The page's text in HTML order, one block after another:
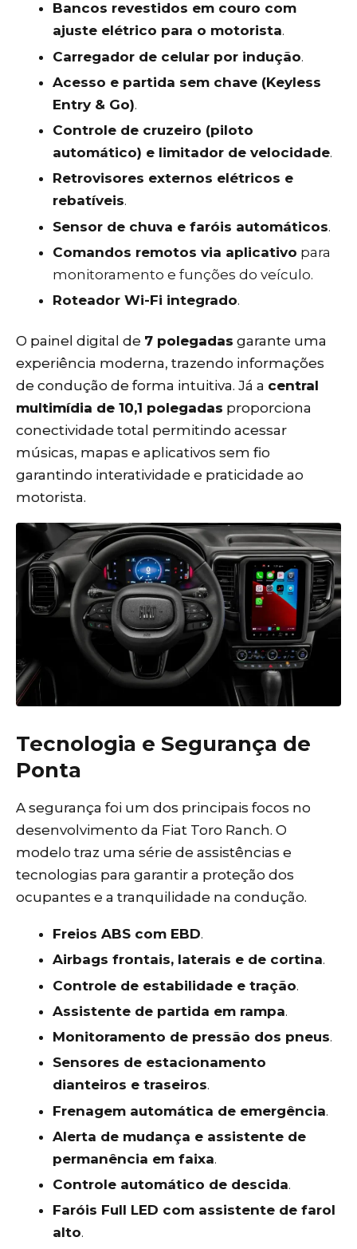
Bancos revestidos em couro com
ajuste elétrico para o motorista.
Carregador de celular por indução.
Acesso e partida sem chave (Keyless
Entry & Go).
Controle de cruzeiro (piloto
automático) e limitador de velocidade.
Retrovisores externos elétricos e
rebatíveis.
Sensor de chuva e faróis automáticos.
Comandos remotos via aplicativo para
monitoramento e funções do veículo.
Roteador Wi-Fi integrado.
O painel digital de 7 polegadas garante uma
experiência moderna, trazendo informações
de condução de forma intuitiva. Já a central
multimídia de 10,1 polegadas proporciona
conectividade total permitindo acessar
músicas, mapas e aplicativos sem fio
garantindo interatividade e praticidade ao
motorista.
Tecnologia e Segurança de
Ponta
A segurança foi um dos principais focos no
desenvolvimento da Fiat Toro Ranch. O
modelo traz uma série de assistências e
tecnologias para garantir a proteção dos
ocupantes e a tranquilidade na condução.
Freios ABS com EBD.
Airbags frontais, laterais e de cortina.
Controle de estabilidade e tração.
Assistente de partida em rampa.
Monitoramento de pressão dos pneus.
Sensores de estacionamento
dianteiros e traseiros.
Frenagem automática de emergência.
Alerta de mudança e assistente de
permanência em faixa.
Controle automático de descida.
Faróis Full LED com assistente de farol
alto.